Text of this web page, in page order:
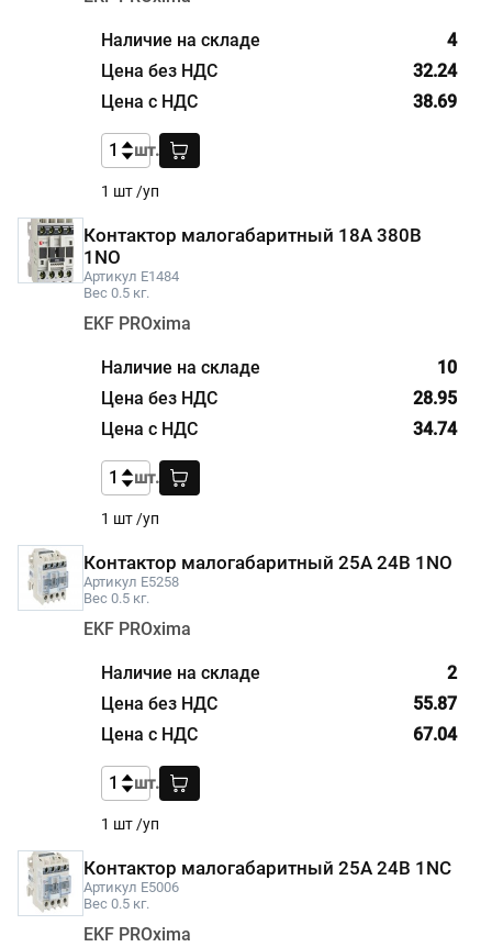
4
1 шт /уп
32.24
38.69
шт.
Контактор малогабаритный 18А 380В
1NO
Артикул E1484
Вес 0.5 кг.
EKF PROxima
10
1 шт /уп
28.95
34.74
шт.
Контактор малогабаритный 25А 24В 1NO
Артикул E5258
Вес 0.5 кг.
EKF PROxima
2
1 шт /уп
55.87
67.04
шт.
Контактор малогабаритный 25А 24В 1NC
Артикул E5006
Вес 0.5 кг.
EKF PROxima